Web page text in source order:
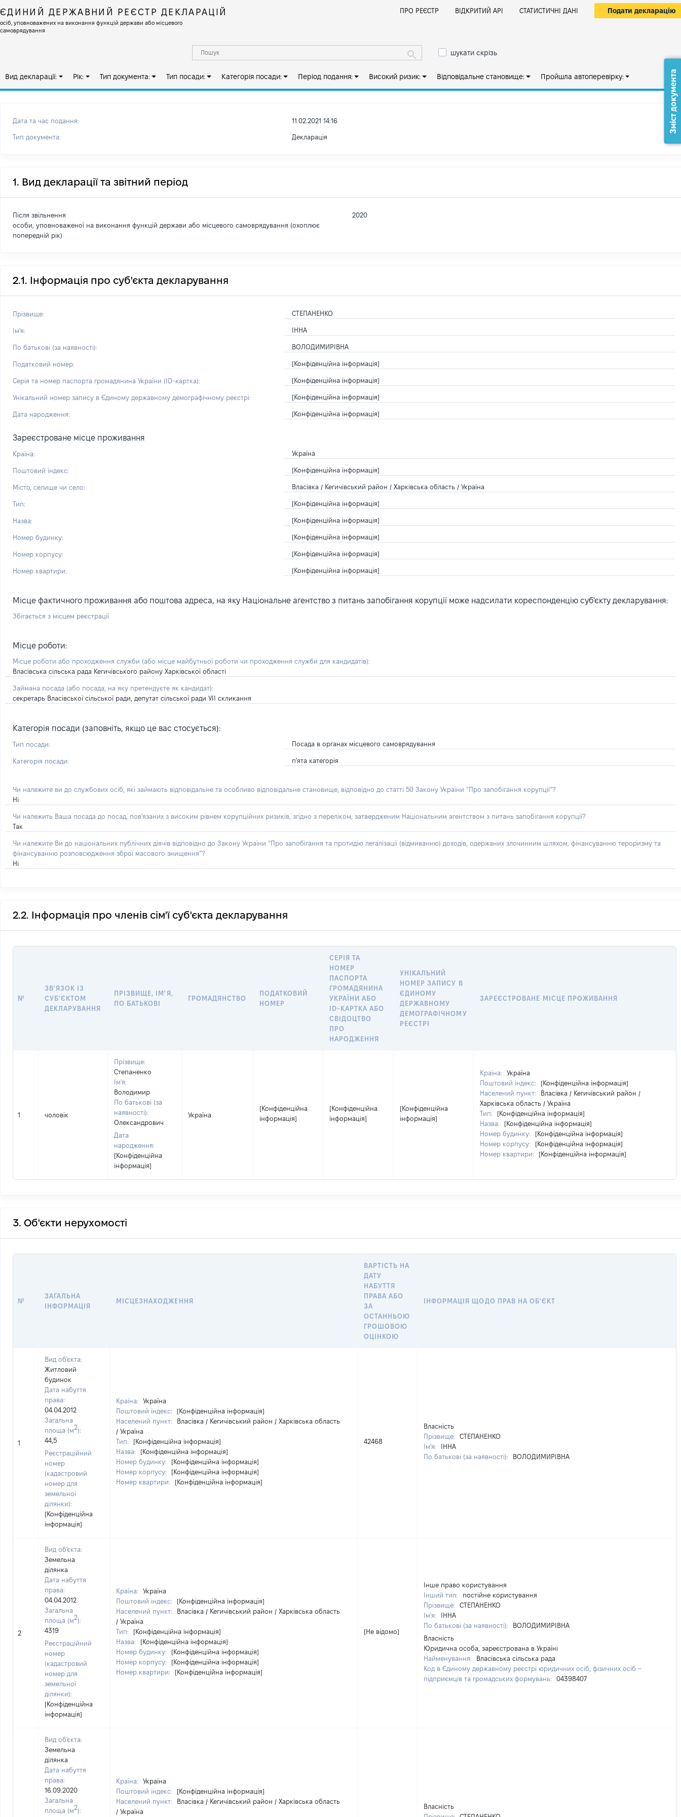
ЄДИНИЙ ДЕРЖАВНИЙ РЕЄСТР ДЕКЛАРАЦІЙ
осіб, уповноважених на виконання функцій держави або місцевого
самоврядування
ПРО РЕЄСТР ВІДКРИТИЙ АРІ СТАТИСТИЧНІ ДАНІ Подати декларацію
шукати скрізь
Вид декларації: Рік: Тип документа: Тип посади: Категорія посади: Період подання: Високий ризик: Відповідальне становище: Пройшла автоперевірку:
Дата та час подання: 11.02.2021 14:16
Тип документа: Декларація
1. Вид декларації та звітний період
Після звільнення
особи, уповноваженої на виконання функцій держави або місцевого самоврядування (охоплює
попередній рік)
2020
2.1. Інформація про суб'єкта декларування
Прізвище: СТЕПАНЕНКО
Ім'я: ІННА
По батькові (за наявності): ВОЛОДИМИРІВНА
Податковий номер: [Конфіденційна інформація]
Серія та номер паспорта громадянина України (ID-картка): [Конфіденційна інформація]
Унікальний номер запису в Єдиному державному демографічному реєстрі: [Конфіденційна інформація]
Дата народження: [Конфіденційна інформація]
Зареєстроване місце проживання
Країна: Україна
Поштовий індекс: [Конфіденційна інформація]
Місто, селище чи село: Власівка / Кегичівський район / Харківська область / Україна
Тип: [Конфіденційна інформація]
Назва: [Конфіденційна інформація]
Номер будинку: [Конфіденційна інформація]
Номер корпусу: [Конфіденційна інформація]
Номер квартири: [Конфіденційна інформація]
Місце фактичного проживання або поштова адреса, на яку Національне агентство з питань запобігання корупції може надсилати кореспонденцію суб'єкту декларування:
Збігається з місцем реєстрації
Місце роботи:
Місце роботи або проходження служби (або місце майбутньої роботи чи проходження служби для кандидатів):
Власівська сільська рада Кегичівського району Харківської області
Займана посада (або посада, на яку претендуєте як кандидат):
секретарь Власівської сільської ради, депутат сільської ради УІІ скликання
Категорія посади (заповніть, якщо це вас стосується):
Тип посади: Посада в органах місцевого самоврядування
Категорія посади: п'ята категорія
Чи належите ви до службових осіб, які займають відповідальне та особливо відповідальне становище, відповідно до статті 50 Закону України “Про запобігання корупції”?
Ні
Чи належить Ваша посада до посад, пов'язаних з високим рівнем корупційних ризиків, згідно з переліком, затвердженим Національним агентством з питань запобігання корупції?
Так
Чи належите Ви до національних публічних діячів відповідно до Закону України “Про запобігання та протидію легалізації (відмиванню) доходів, одержаних злочинним шляхом, фінансуванню тероризму та
фінансуванню розповсюдження зброї масового знищення”?
Ні
2.2. Інформація про членів сім'ї суб'єкта декларування
№
ЗВ'ЯЗОК ІЗ
СУБ'ЄКТОМ
ДЕКЛАРУВАННЯ
ПРІЗВИЩЕ, ІМ'Я,
ПО БАТЬКОВІ
ГРОМАДЯНСТВО
ПОДАТКОВИЙ
НОМЕР
СЕРІЯ ТА
НОМЕР
ПАСПОРТА
ГРОМАДЯНИНА
УКРАЇНИ АБО
ID-КАРТКА АБО
СВІДОЦТВО
ПРО
НАРОДЖЕННЯ
УНІКАЛЬНИЙ
НОМЕР ЗАПИСУ В
ЄДИНОМУ
ДЕРЖАВНОМУ
ДЕМОГРАФІЧНОМУ
РЕЄСТРІ
ЗАРЕЄСТРОВАНЕ МІСЦЕ ПРОЖИВАННЯ
1 чоловік
Прізвище:
Степаненко
Ім'я:
Володимир
По батькові (за
наявності):
Олександрович
Дата
народження:
[Конфіденційна
інформація]
Україна
[Конфіденційна
інформація]
[Конфіденційна
інформація]
[Конфіденційна
інформація]
Країна:
Україна
Поштовий індекс:
[Конфіденційна інформація]
Населений пункт:
Власівка / Кегичівський район /
Харківська область / Україна
Тип:
[Конфіденційна інформація]
Назва:
[Конфіденційна інформація]
Номер будинку:
[Конфіденційна інформація]
Номер корпусу:
[Конфіденційна інформація]
Номер квартири:
[Конфіденційна інформація]
3. Об'єкти нерухомості
№
ЗАГАЛЬНА
ІНФОРМАЦІЯ
МІСЦЕЗНАХОДЖЕННЯ
ВАРТІСТЬ НА
ДАТУ
НАБУТТЯ
ПРАВА АБО
ЗА
ОСТАННЬОЮ
ГРОШОВОЮ
ОЦІНКОЮ
ІНФОРМАЦІЯ ЩОДО ПРАВ НА ОБ'ЄКТ
1
Вид об'єкта:
Житловий
будинок
Дата набуття
права:
04.04.2012
Загальна
площа (м2):
44,5
Реєстраційний
номер
(кадастровий
номер для
земельної
ділянки):
[Конфіденційна
інформація]
Країна:
Україна
Поштовий індекс:
[Конфіденційна інформація]
Населений пункт:
Власівка / Кегичівський район / Харківська область
/ Україна
Тип:
[Конфіденційна інформація]
Назва:
[Конфіденційна інформація]
Номер будинку:
[Конфіденційна інформація]
Номер корпусу:
[Конфіденційна інформація]
Номер квартири:
[Конфіденційна інформація]
42468
Власність
Прізвище:
СТЕПАНЕНКО
Ім'я:
ІННА
По батькові (за наявності):
ВОЛОДИМИРІВНА
2
Вид об'єкта:
Земельна
ділянка
Дата набуття
права:
04.04.2012
Загальна
площа (м2):
4319
Реєстраційний
номер
(кадастровий
номер для
земельної
ділянки):
[Конфіденційна
інформація]
Країна:
Україна
Поштовий індекс:
[Конфіденційна інформація]
Населений пункт:
Власівка / Кегичівський район / Харківська область
/ Україна
Тип:
[Конфіденційна інформація]
Назва:
[Конфіденційна інформація]
Номер будинку:
[Конфіденційна інформація]
Номер корпусу:
[Конфіденційна інформація]
Номер квартири:
[Конфіденційна інформація]
[Не відомо]
Інше право користування
Інший тип:
постійне користування
Прізвище:
СТЕПАНЕНКО
Ім'я:
ІННА
По батькові (за наявності):
ВОЛОДИМИРІВНА
Власність
Юридична особа, зареєстрована в Україні
Найменування:
Власівська сільська рада
Код в Єдиному державному реєстрі юридичних осіб, фізичних осіб –
підприємців та громадських формувань:
04398407
Вид об'єкта:
Земельна
ділянка
Дата набуття
права:
16.09.2020
Загальна
площа (м2):
Країна:
Україна
Поштовий індекс:
[Конфіденційна інформація]
Населений пункт:
Власівка / Кегичівський район / Харківська область
/ Україна
Власність
Зміст документа